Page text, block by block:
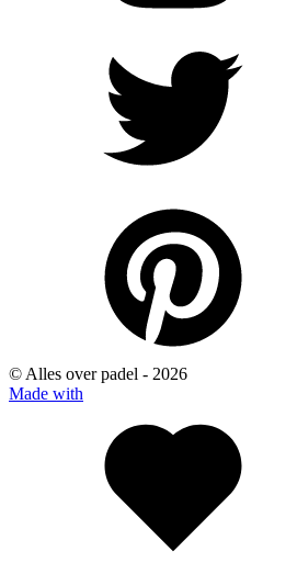
© Alles over padel - 2026
Made with